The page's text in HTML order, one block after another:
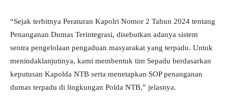
“Sejak terbitnya Peraturan Kapolri Nomor 2 Tahun 2024 tentang
Penanganan Dumas Terintegrasi, disebutkan adanya sistem
sentra pengelolaan pengaduan masyarakat yang terpadu. Untuk
menindaklanjutinya, kami membentuk tim Sepadu berdasarkan
keputusan Kapolda NTB serta menetapkan SOP penanganan
dumas terpadu di lingkungan Polda NTB,” jelasnya.